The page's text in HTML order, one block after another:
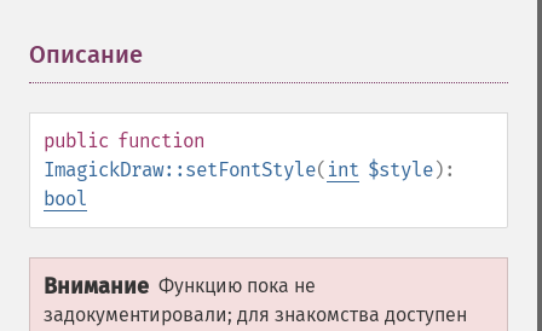
Описание
public function
ImagickDraw::setFontStyle( int $style):
bool
Внимание Функцию пока не
задокументировали; для знакомства доступен